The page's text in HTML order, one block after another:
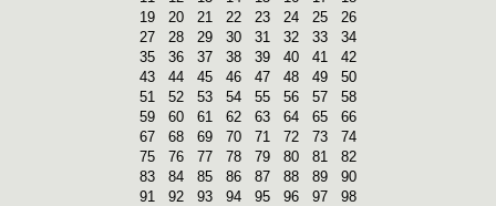
19
20 21 22 23 24 25
26
27
28 29 30 31 32 33
34
35
36 37 38 39 40 41
42
43
44 45 46 47 48 49
50
51
52 53 54 55 56 57
58
59
60 61 62 63 64 65
66
67
68 69 70 71 72 73
74
75
76 77 78 79 80 81
82
83
84 85 86 87 88 89
90
91
92 93 94 95 96 97
98